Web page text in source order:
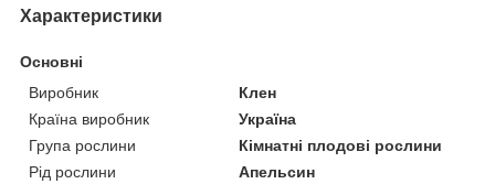
Характеристики
Основні
Виробник
Клен
Країна виробник
Україна
Група рослини
Кімнатні плодові рослини
Рід рослини
Апельсин